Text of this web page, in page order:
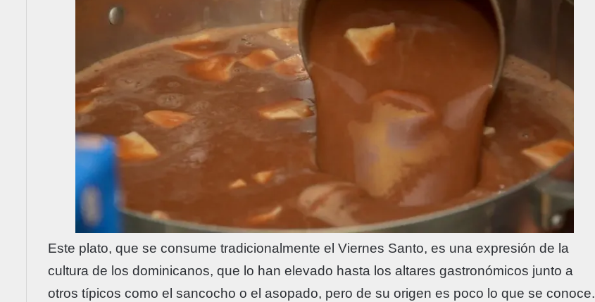
Este plato, que se consume tradicionalmente el Viernes Santo, es una expresión de la
cultura de los dominicanos, que lo han elevado hasta los altares gastronómicos junto a
otros típicos como el sancocho o el asopado, pero de su origen es poco lo que se conoce.